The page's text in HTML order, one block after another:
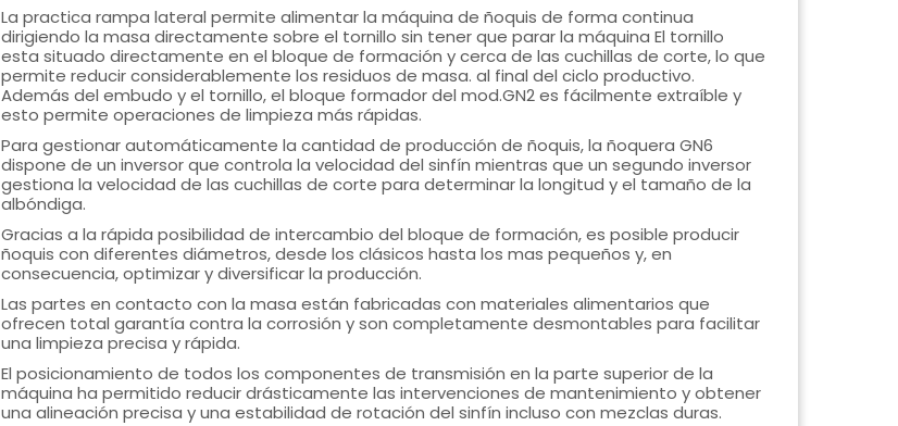
La practica rampa lateral permite alimentar la máquina de ñoquis de forma continua
dirigiendo la masa directamente sobre el tornillo sin tener que parar la máquina El tornillo
esta situado directamente en el bloque de formación y cerca de las cuchillas de corte, lo que
permite reducir considerablemente los residuos de masa. al final del ciclo productivo.
Además del embudo y el tornillo, el bloque formador del mod.GN2 es fácilmente extraíble y
esto permite operaciones de limpieza más rápidas.
Para gestionar automáticamente la cantidad de producción de ñoquis, la ñoquera GN6
dispone de un inversor que controla la velocidad del sinfín mientras que un segundo inversor
gestiona la velocidad de las cuchillas de corte para determinar la longitud y el tamaño de la
albóndiga.
Gracias a la rápida posibilidad de intercambio del bloque de formación, es posible producir
ñoquis con diferentes diámetros, desde los clásicos hasta los mas pequeños y, en
consecuencia, optimizar y diversificar la producción.
Las partes en contacto con la masa están fabricadas con materiales alimentarios que
ofrecen total garantía contra la corrosión y son completamente desmontables para facilitar
una limpieza precisa y rápida.
El posicionamiento de todos los componentes de transmisión en la parte superior de la
máquina ha permitido reducir drásticamente las intervenciones de mantenimiento y obtener
una alineación precisa y una estabilidad de rotación del sinfín incluso con mezclas duras.